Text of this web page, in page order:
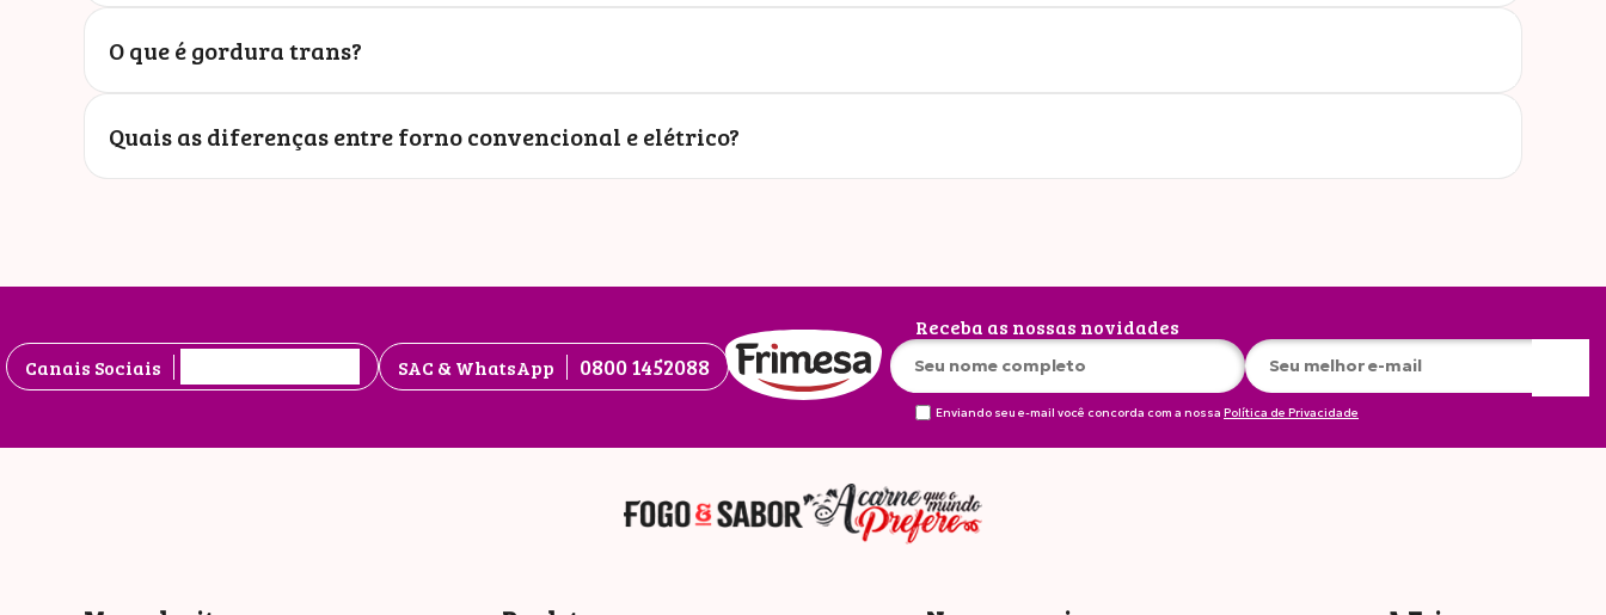
O que é gordura trans?
Quais as diferenças entre forno convencional e elétrico?
Canais Sociais SAC & WhatsApp 0800 1452088
Receba as nossas novidades
Enviando seu e-mail você concorda com a nossa Política de Privacidade